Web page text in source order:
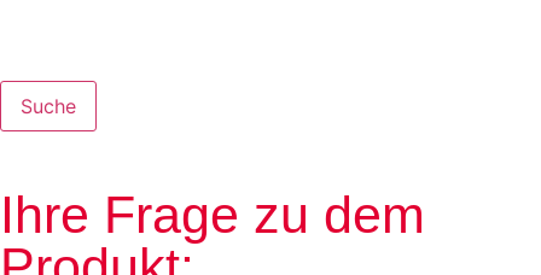
Suche
Ihre Frage zu dem